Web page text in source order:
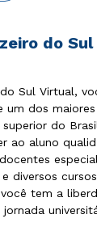
do Sul
Sul Virtual,
um dos
do
ao aluno
diversos
tem a
ou